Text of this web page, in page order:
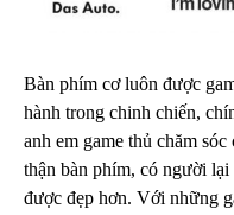
Bàn phím cơ luôn được
hành trong chinh chiến,
anh em game thủ chăm
thận bàn phím, có người
được đẹp hơn. Với những